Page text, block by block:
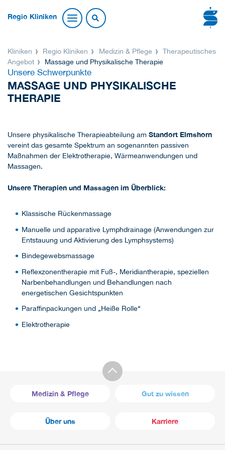
Regio Kliniken
Kliniken Regio Kliniken Medizin & Pflege
Therapeutisches
Angebot
Massage und Physikalische Therapie
Unsere Schwerpunkte
MASSAGE UND PHYSIKALISCHE
THERAPIE
Unsere physikalische Therapieabteilung am Standort Elmshorn
vereint das gesamte Spektrum an sogenannten passiven
Maßnahmen der Elektrotherapie, Wärmeanwendungen und
Massagen.
Unsere Therapien und Massagen im Überblick:
Klassische Rückenmassage
Manuelle und apparative Lymphdrainage (Anwendungen zur
Entstauung und Aktivierung des Lymphsystems)
Bindegewebsmassage
Reflexzonentherapie mit Fuß-, Meridiantherapie, speziellen
Narbenbehandlungen und Behandlungen nach
energetischen Gesichtspunkten
Paraffinpackungen und „Heiße Rolle“
Elektrotherapie
Medizin & Pflege Gut zu wissen
Über uns Karriere